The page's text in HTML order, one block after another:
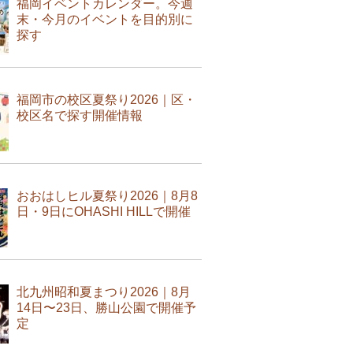
福岡イベントカレンダー。今週
末・今月のイベントを目的別に
探す
福岡市の校区夏祭り2026｜区・
校区名で探す開催情報
おおはしヒル夏祭り2026｜8月8
日・9日にOHASHI HILLで開催
北九州昭和夏まつり2026｜8月
14日〜23日、勝山公園で開催予
定